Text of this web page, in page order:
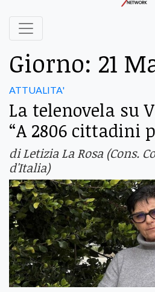
Giorno: 21
ATTUALITA'
La telenovela su
“A 2806 cittadini
di Letizia La Rosa (Cons.
d'Italia)